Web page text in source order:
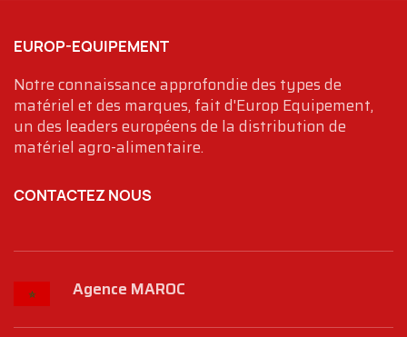
EUROP-EQUIPEMENT
Notre connaissance approfondie des types de
matériel et des marques, fait d'Europ Equipement,
un des leaders européens de la distribution de
matériel agro-alimentaire.
CONTACTEZ NOUS
Agence MAROC